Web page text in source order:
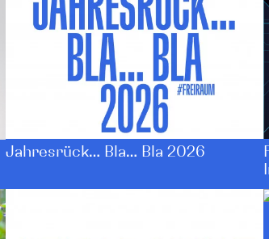
Jahresrück… Bla… Bla 2026